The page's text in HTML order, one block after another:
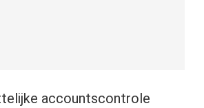
accountscontrole